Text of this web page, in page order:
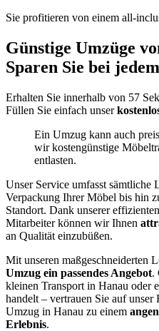
Sie profitieren von einem all-
Günstige Umzüge
Sparen Sie bei
Erhalten Sie innerhalb von 57
Füllen Sie einfach unser
Ein Umzug kann auch
wir kostengünstige
entlasten.
Unser Service umfasst sämtliche
Verpackung Ihrer Möbel bis hin
Standort. Dank unserer
Mitarbeiter können wir Ihnen
an Qualität einzubüßen.
Mit unseren maßgeschneiderten
Umzug ein passendes Angebot.
kleinen Transport in Hanau oder
handelt – vertrauen Sie auf unser
Umzug in Hanau zu einem
Erlebnis.